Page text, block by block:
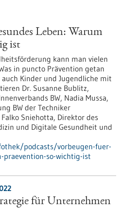
Leben: Warum
ist
kann man vielen
in puncto Prävention getan
Kinder und Jugendliche mit
Dr. Susanne Bublitz,
BW, Nadia Mussa,
BW der Techniker
Sniehotta, Direktor des
und Digitale Gesundheit und
podcasts/vorbeugen-fuer-
praevention-so-wichtig-ist
für Unternehmen